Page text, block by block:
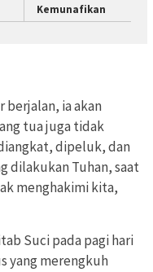
Kemunafikan
berjalan, ia akan
tua juga tidak
dipeluk, dan
dilakukan Tuhan, saat
menghakimi kita,
Suci pada pagi hari
yang merengkuh